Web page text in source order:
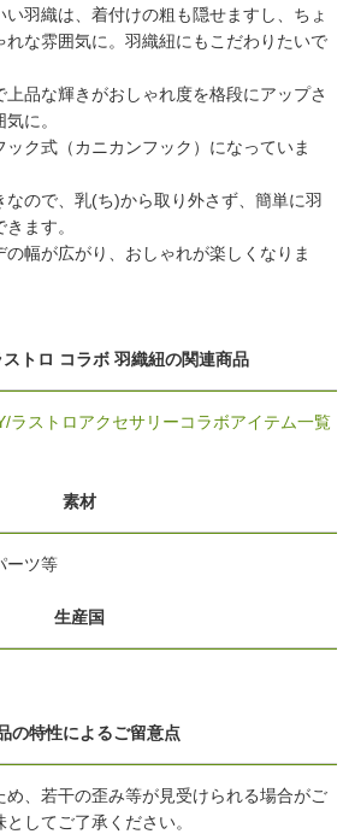
い羽織は、着付けの粗も隠せますし、ちょ
れな雰囲気に。羽織紐にもこだわりたいで
上品な輝きがおしゃれ度を格段にアップさ
に。
ック式（カニカンフック）になっていま
なので、乳(ち)から取り外さず、簡単に羽
ます。
の幅が広がり、おしゃれが楽しくなりま
トロ コラボ 羽織紐の関連商品
ラストロアクセサリーコラボアイテム一覧
素材
ーツ等
生産国
の特性によるご留意点
、若干の歪み等が見受けられる場合がご
してご了承ください。